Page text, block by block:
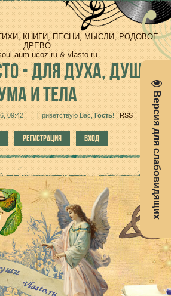
Версия для слабовидящих
КНИГИ, ПЕСНИ, МЫСЛИ, РОДОВОЕ
ДРЕВО
aum.ucoz.ru & vlasto.ru
- ДЛЯ ДУХА, ДУШИ,
И ТЕЛА
09:42 Приветствую Вас Гость!| RSS
РЕГИСТРАЦИЯ ВХОД